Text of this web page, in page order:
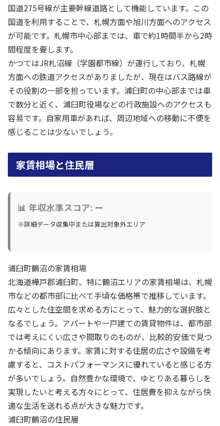
国道275号線が主要幹線道路として機能しています。この
国道を利用することで、札幌方面や旭川方面へのアクセス
が可能です。札幌市中心部までは、車で約1時間半から2時
間程度を要します。
かつてはJR札沼線（学園都市線）が運行しており、札幌
方面への鉄道アクセスがありましたが、現在はバス路線が
その役割の一部を担っています。浦臼町の中心部までは車
で数分と近く、浦臼町役場などの行政施設へのアクセスも
容易です。自家用車があれば、周辺地域への移動に不便を
感じることは少ないでしょう。
家賃相場と住民層
📊 年収水準スコア: ー
※詳細データ収集中または算出対象外エリア
浦臼町鶴沼の家賃相場
北海道樺戸郡浦臼町、特に鶴沼エリアの家賃相場は、札幌
市などの都市部に比べて手頃な価格帯で推移しています。
広々とした住空間を求める方にとって、魅力的な選択肢と
なるでしょう。アパートや一戸建ての賃貸物件は、都市部
では考えにくい広さや間取りのものが、比較的安価で見つ
かる傾向にあります。家賃に対する住居の広さや設備を考
慮すると、コストパフォーマンスに優れていると感じる方
が多いでしょう。自然豊かな環境で、ゆとりある暮らしを
実現したいと考える方々にとって、住居費を抑えながら快
適な生活を送れる点が大きな魅力です。
浦臼町鶴沼の住民層